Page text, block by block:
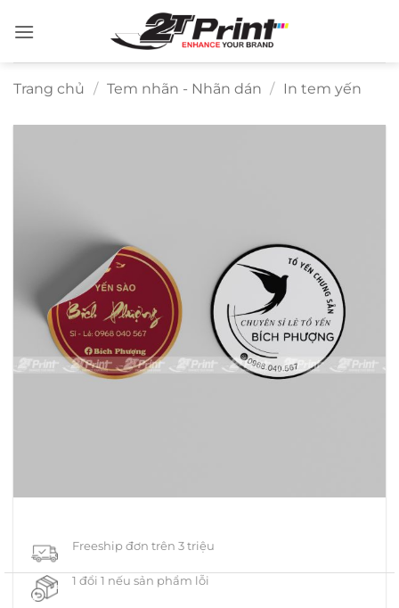
qua
Trang chủ / Tem nhãn - Nhãn dán / In tem yến
Freeship đơn trên 3 triệu
1 đổi 1 nếu sản phẩm lỗi